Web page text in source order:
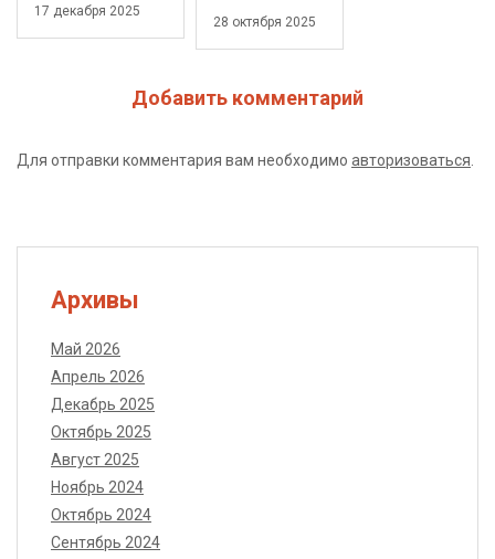
17 декабря 2025
28 октября 2025
Добавить комментарий
Для отправки комментария вам необходимо авторизоваться.
Архивы
Май 2026
Апрель 2026
Декабрь 2025
Октябрь 2025
Август 2025
Ноябрь 2024
Октябрь 2024
Сентябрь 2024